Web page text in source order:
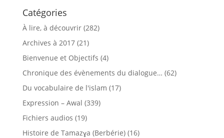
Catégories
À lire, à découvrir(282)
Archives à 2017(21)
Bienvenue et Objectifs (4)
Chronique des évènements du dialogue… (62)
Du vocabulaire de l'islam (17)
Expression – Awal (339)
Fichiers audios (19)
Histoire de Tamazɣa (Berbérie)(16)